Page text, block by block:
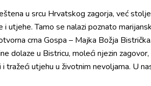
u srcu Hrvatskog zagorja, već
i utjehe. Tamo se nalazi poznato
crna Gospa – Majka Božja
dolaze u Bistricu, moleći njezin zagovor,
tražeći utjehu u životnim nevoljama. U